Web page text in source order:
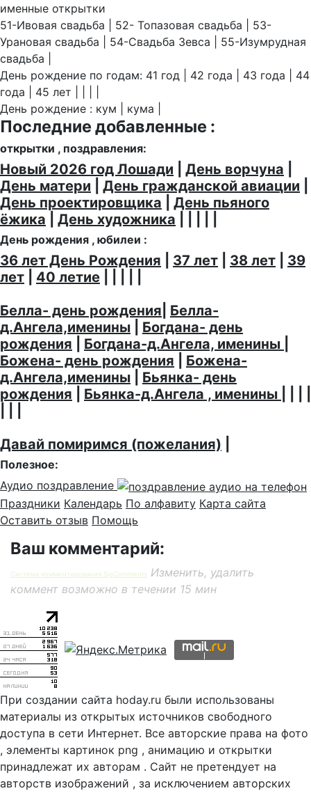
именные открытки
51-Ивовая свадьба | 52- Топазовая свадьба | 53-
Урановая свадьба | 54-Свадьба Зевса | 55-Изумрудная
свадьба |
День рождение по годам: 41 год | 42 года | 43 года | 44
года | 45 лет | | | |
День рождение : кум | кума |
Последние добавленные :
открытки , поздравления:
Новый 2026 год Лошади День ворчуна
День матери
День гражданской авиации
День проектировщика
День пьяного
ёжика
День художника
День рождения , юбилеи :
36 лет День Рождения 37 лет 38 лет
39
лет
40 летие
Белла- день рождения Белла-
д.Ангела,именины
Богдана- день
рождения
Богдана-д.Ангела, именины
Божена- день рождения
Божена-
д.Ангела,именины
Бьянка- день
рождения
Бьянка-д.Ангела , именины
Давай помиримся (пожелания)
Полезное:
Аудио поздравление
Праздники Календарь По алфавиту Карта сайта
Оставить отзыв Помощь
Ваш комментарий:
Система комментирования SigComments
Изменить, удалить
коммент возможно в течении 15 мин
При создании сайта hoday.ru были использованы
материалы из открытых источников свободного
доступа в сети Интернет. Все авторские права на фото
, элементы картинок png , анимацию и открытки
принадлежат их авторам . Сайт не претендует на
авторств изображений , за исключением авторских